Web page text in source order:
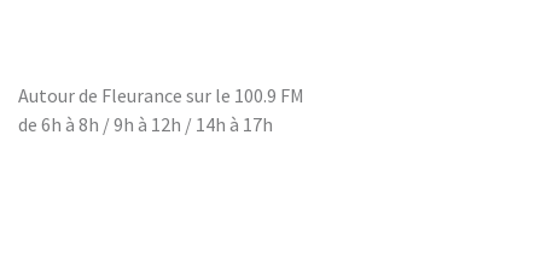
Autour de Fleurance sur le 100.9 FM
de 6h à 8h / 9h à 12h / 14h à 17h